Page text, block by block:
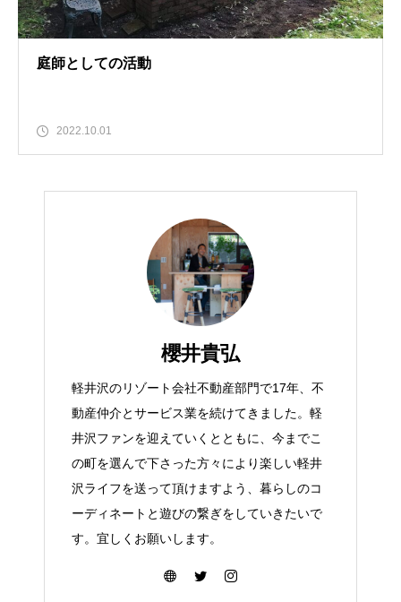
庭師としての活動
2022.10.01
櫻井貴弘
軽井沢のリゾート会社不動産部門で17年、不
動産仲介とサービス業を続けてきました。軽
井沢ファンを迎えていくとともに、今までこ
の町を選んで下さった方々により楽しい軽井
沢ライフを送って頂けますよう、暮らしのコ
ーディネートと遊びの繋ぎをしていきたいで
す。宜しくお願いします。